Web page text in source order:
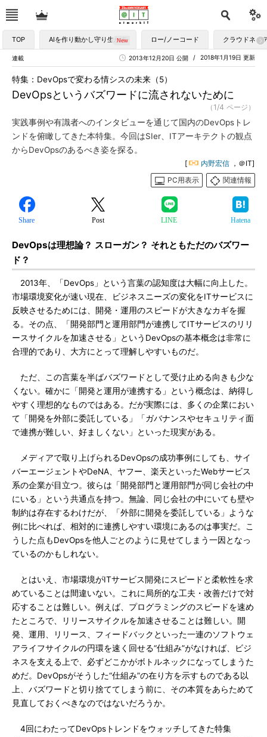
TOP AIを作り動かし守り生かす ロー/ノーコード クラウドネイ
連載 2018年1月19日 更新
2013年12月20日 公開
DevOpsというバズワードに流されないために
特集：DevOpsで変わる情シスの未来（5）
（1/4 ページ）
実践事例や有識者へのインタビューを通じて国内のDevOpsトレ
ンドを俯瞰してきた本特集。今回はSIer、ITアーキテクトの観点
からDevOpsのあるべき姿を探る。
[ 内野宏信 ，＠IT]
PC用表示
関連情報
Share Post LINE Hatena
DevOpsは理想論？ スローガン？ それともただのバズワー
ド？
2013年、「DevOps」という言葉の認知度は大幅に向上した。
市場環境変化が速い現在、ビジネスニーズの変化をITサービスに
反映させるためには、開発・運用のスピードが大きなカギを握
る。その点、「開発部門と運用部門が連携してITサービスのリリ
ースサイクルを加速させる」というDevOpsの基本概念は非常に
合理的であり、大方にとって理解しやすいものだ。
ただ、この言葉を半ばバズワードとして受け止める向きも少な
くない。確かに「開発と運用が連携する」という概念は、納得し
やすく理想的なものではある。だが実際には、多くの企業におい
て「開発を外部に委託している」「ガバナンスやセキュリティ面
で連携が難しい、好ましくない」といった現実がある。
メディアで取り上げられるDevOpsの成功事例にしても、サイ
バーエージェントやDeNA、ヤフー、楽天といったWebサービス
系の企業が目立つ。彼らは「開発部門と運用部門が同じ会社の中
にいる」という共通点を持つ。無論、同じ会社の中にいても壁や
制約は存在するわけだが、「外部に開発を委託している」ような
例に比べれば、相対的に連携しやすい環境にあるのは事実だ。こ
うした点もDevOpsを他人ごとのように見せてしまう一因となっ
ているのかもしれない。
とはいえ、市場環境がITサービス開発にスピードと柔軟性を求
めていることは間違いない。これに局所的な工夫・改善だけで対
応することは難しい。例えば、プログラミングのスピードを速め
たところで、リリースサイクルを加速させることは難しい。開
発、運用、リリース、フィードバックといった一連のソフトウェ
アライフサイクルの円環を速く回せる“仕組み”がなければ、ビジ
ネスを支える上で、必ずどこかがボトルネックになってしまうた
めだ。DevOpsがそうした“仕組み”の在り方を示すものである以
上、バズワードと切り捨ててしまう前に、その本質をあらためて
見直しておくべきなのではないだろうか。
4回にわたってDevOpsトレンドをウォッチしてきた特集